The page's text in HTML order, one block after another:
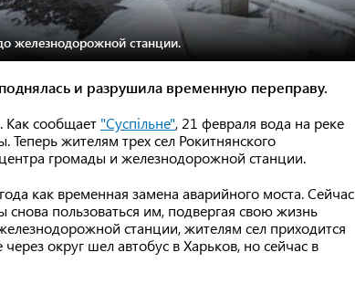
железнодорожной станции.
и разрушила временную переправу.
Как сообщает "Суспільне", 21 февраля вода на реке
жителям трех сел Рокитнянского
громады и железнодорожной станции.
как временная замена аварийного моста. Сейчас
пользоваться им, подвергая свою жизнь
станции, жителям сел приходится
округ шел автобус в Харьков, но сейчас в